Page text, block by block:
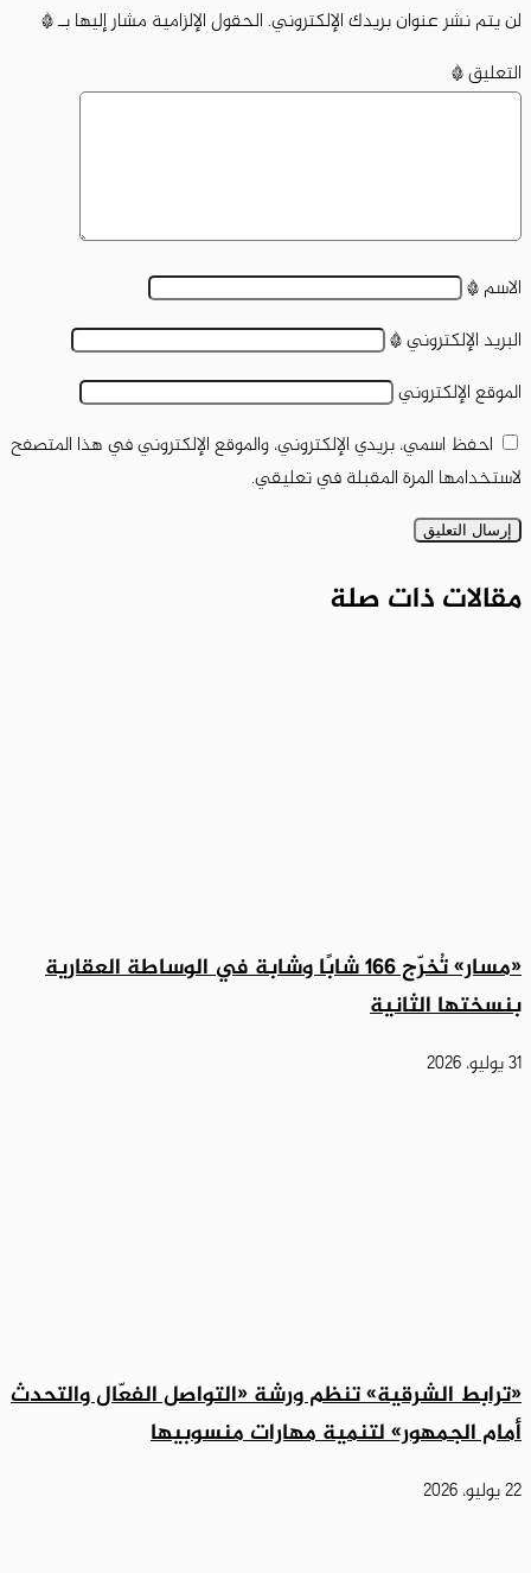
لن يتم نشر عنوان بريدك الإلكتروني.الحقول الإلزامية مشار إليها بـ*
التعليق*
الاسم*
البريد الإلكتروني*
الموقع الإلكتروني
احفظ اسمي، بريدي الإلكتروني، والموقع الإلكتروني في هذا المتصفح
لاستخدامها المرة المقبلة في تعليقي.
مقالات ذات صلة
«مسار» تُخرّج 166 شابًا وشابة في الوساطة العقارية
بنسختها الثانية
31 يوليو، 2026
«ترابط الشرقية» تنظم ورشة «التواصل الفعّال والتحدث
أمام الجمهور» لتنمية مهارات منسوبيها
22 يوليو، 2026